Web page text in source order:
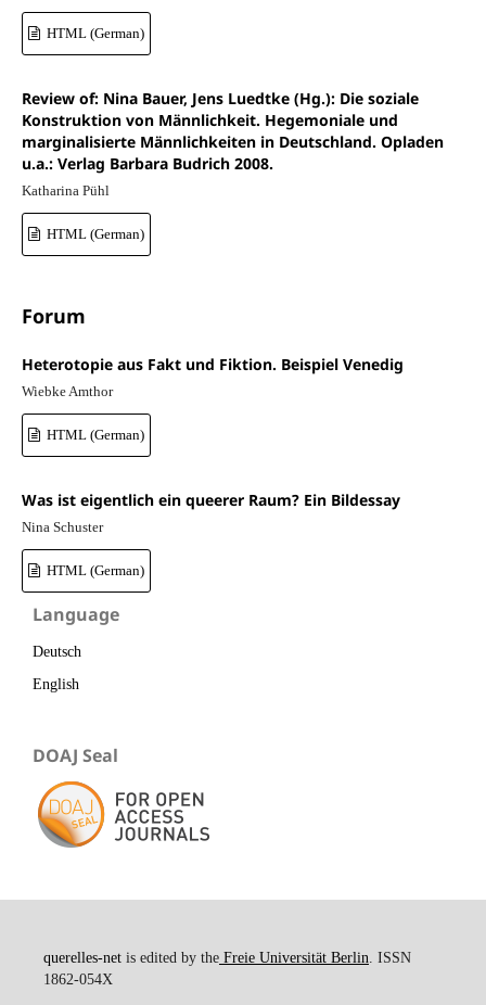
HTML (German)
Review of: Nina Bauer, Jens Luedtke (Hg.): Die soziale
Konstruktion von Männlichkeit. Hegemoniale und
marginalisierte Männlichkeiten in Deutschland. Opladen
u.a.: Verlag Barbara Budrich 2008.
Katharina Pühl
HTML (German)
Forum
Heterotopie aus Fakt und Fiktion. Beispiel Venedig
Wiebke Amthor
HTML (German)
Was ist eigentlich ein queerer Raum? Ein Bildessay
Nina Schuster
HTML (German)
Language
Deutsch
English
DOAJ Seal
querelles-netis edited by theFreie Universität Berlin . ISSN
1862-054X